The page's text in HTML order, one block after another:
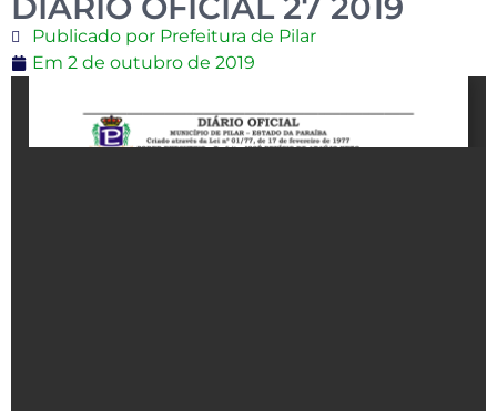
Publicado por Prefeitura de Pilar
Em 2 de outubro de 2019